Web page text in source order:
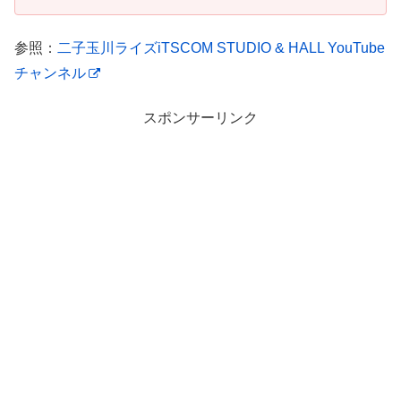
参照： 二子玉川ライズiTSCOM STUDIO & HALL YouTube
チャンネル
スポンサーリンク